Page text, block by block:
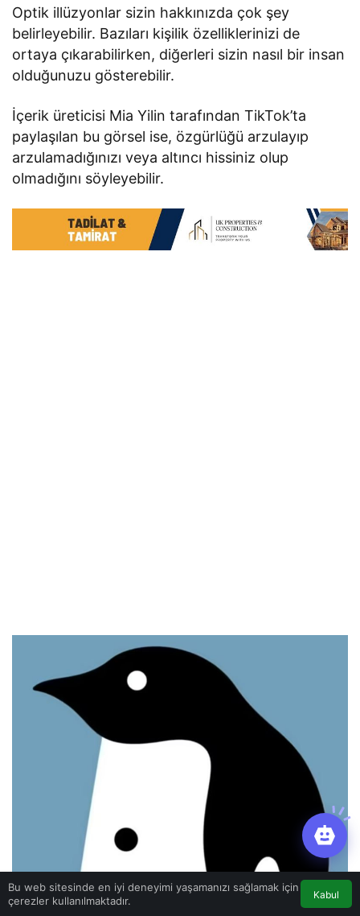
Optik illüzyonlar sizin hakkınızda çok şey
belirleyebilir. Bazıları kişilik özelliklerinizi de
ortaya çıkarabilirken, diğerleri sizin nasıl bir insan
olduğunuzu gösterebilir.
İçerik üreticisi Mia Yilin tarafından TikTok’ta
paylaşılan bu görsel ise, özgürlüğü arzulayıp
arzulamadığınızı veya altıncı hissiniz olup
olmadığını söyleyebilir.
Bu web sitesinde en iyi deneyimi yaşamanızı sağlamak için
çerezler kullanılmaktadır.
Kabul